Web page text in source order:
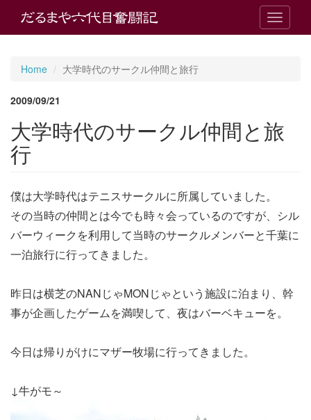
T
o
v
i
o
n
Home 大学時代のサークル仲間と旅行
2009/09/21
大学時代のサークル仲間と旅
行
僕は大学時代はテニスサークルに所属していました。
その当時の仲間とは今でも時々会っているのですが、シル
バーウィークを利用して当時のサークルメンバーと千葉に
一泊旅行に行ってきました。
昨日は横芝のNANじゃMONじゃという施設に泊まり、幹
事が企画したゲームを満喫して、夜はバーベキューを。
今日は帰りがけにマザー牧場に行ってきました。
↓牛がモ～